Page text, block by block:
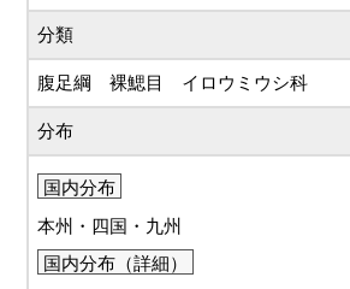
分類
腹足綱 裸鰓目 イロウミウシ科
分布
国内分布
本州・四国・九州
国内分布（詳細）